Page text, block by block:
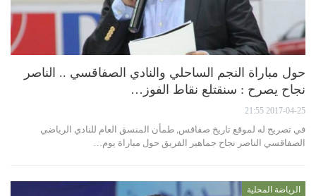
حول مباراة النجم الساحلي والنادي الصفاقسي .. الناصر
نجاح يصرح : سنقتلع نقاط الفوز…
2017-04-25 21:55
في تصريح له لموقع تاريخ صفاقس, طمأن المنسق العام للنادي الرياضي
الصفاقسي الناصر نجاح جماهير الفريق حول مباراة يوم…
الرياضة المحلية